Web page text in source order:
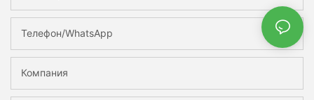
Телефон/WhatsApp
Компания